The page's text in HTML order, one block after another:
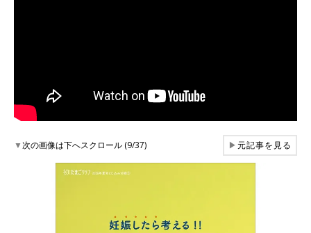
▼次の画像は下へスクロール (9/37) ▶元記事を見る